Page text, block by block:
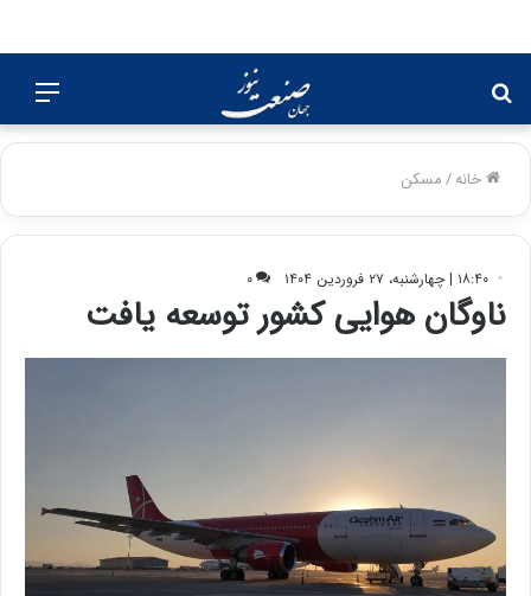
برای
خانه/مسکن
۱۸:۴۰ | چهارشنبه، ۲۷ فروردین ۱۴۰۴ ۰
ناوگان هوایی کشور توسعه یافت